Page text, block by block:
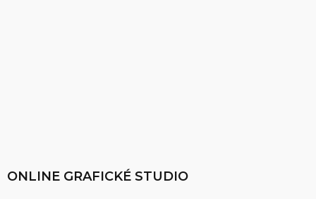
ONLINE GRAFICKÉ STUDIO